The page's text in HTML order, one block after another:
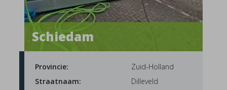
Schiedam
Provincie:
Zuid-Holland
Straatnaam:
Dilleveld